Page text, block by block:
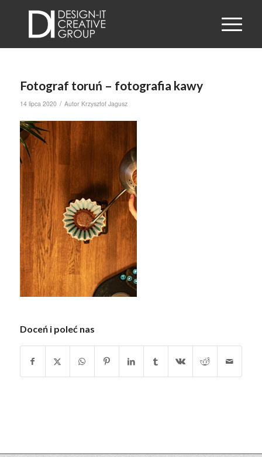
Fotograf toruń – fotografia kawy
14 lipca 2020 / Autor Krzysztof Jagusz
Doceń i poleć nas